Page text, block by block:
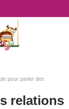
pour parler des
relations